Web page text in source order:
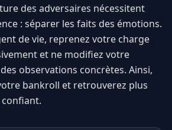
des adversaires nécessitent
: séparer les faits des émotions.
de vie, reprenez votre charge
et ne modifiez votre
observations concrètes. Ainsi,
bankroll et retrouverez plus